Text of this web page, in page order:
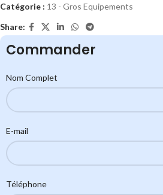
Catégorie : 13 - Gros Equipements
Share:
Commander
Nom Complet
E-mail
Téléphone